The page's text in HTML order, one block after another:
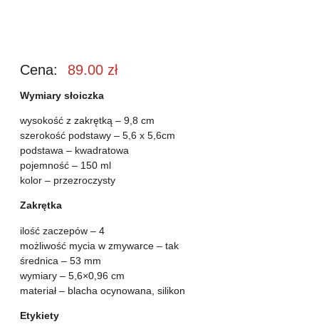
Cena: 89.00 zł
Wymiary słoiczka
wysokość z zakrętką – 9,8 cm
szerokość podstawy – 5,6 x 5,6cm
podstawa – kwadratowa
pojemność – 150 ml
kolor – przezroczysty
Zakrętka
ilość zaczepów – 4
możliwość mycia w zmywarce – tak
średnica – 53 mm
wymiary – 5,6×0,96 cm
materiał – blacha ocynowana, silikon
Etykiety